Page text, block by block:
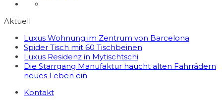
Aktuell
Luxus Wohnung im Zentrum von Barcelona
Spider Tisch mit 60 Tischbeinen
Luxus Residenz in Mytischtschi
Die Starrgang Manufaktur haucht alten Fahrrädern
neues Leben ein
Kontakt